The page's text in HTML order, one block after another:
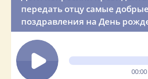
передать отцу самые добрые
поздравления на День
00:00